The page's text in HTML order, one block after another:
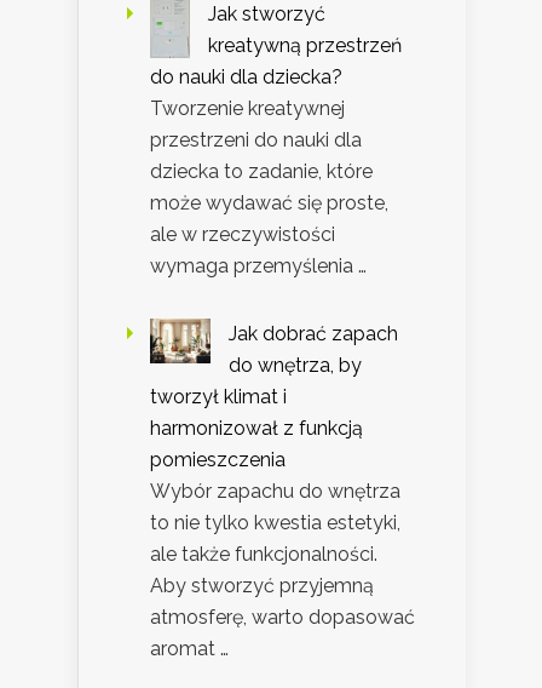
Jak stworzyć
kreatywną przestrzeń
do nauki dla dziecka?
Tworzenie kreatywnej
przestrzeni do nauki dla
dziecka to zadanie, które
może wydawać się proste,
ale w rzeczywistości
wymaga przemyślenia …
Jak dobrać zapach
do wnętrza, by
tworzył klimat i
harmonizował z funkcją
pomieszczenia
Wybór zapachu do wnętrza
to nie tylko kwestia estetyki,
ale także funkcjonalności.
Aby stworzyć przyjemną
atmosferę, warto dopasować
aromat …